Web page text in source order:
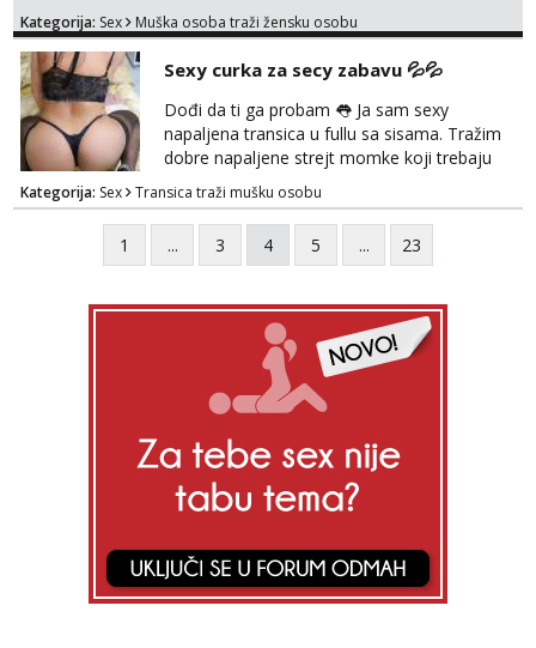
uredan. Slobodna ili zauzeta, dobrodošla. Prvi
kasnije može poziv. Sl. Brod moj prostor
Zagreb i ostatak Hrvatske mobilan !
𝗡𝗮𝗽𝗼𝗺𝗲𝗻𝗮 tražim samo žene...
Kategorija: Sex Muška osoba traži žensku osobu
Sexy curka za secy zabavu 💦💦
Dođi da ti ga probam 👅 Ja sam sexy
napaljena transica u fullu sa sisama. Tražim
dobre napaljene strejt momke koji trebaju
diskretno pražnjenje kite. Samo za dobre
frajere koji drže do sebe. Imaj neku sliku.
Pozivi i poruke bez slike - nema odgovora.
Pojebi me Poruke WhatsApp: 0998667649
Kategorija: Sex Transica traži mušku osobu
1 ... 3 4 5 ... 23